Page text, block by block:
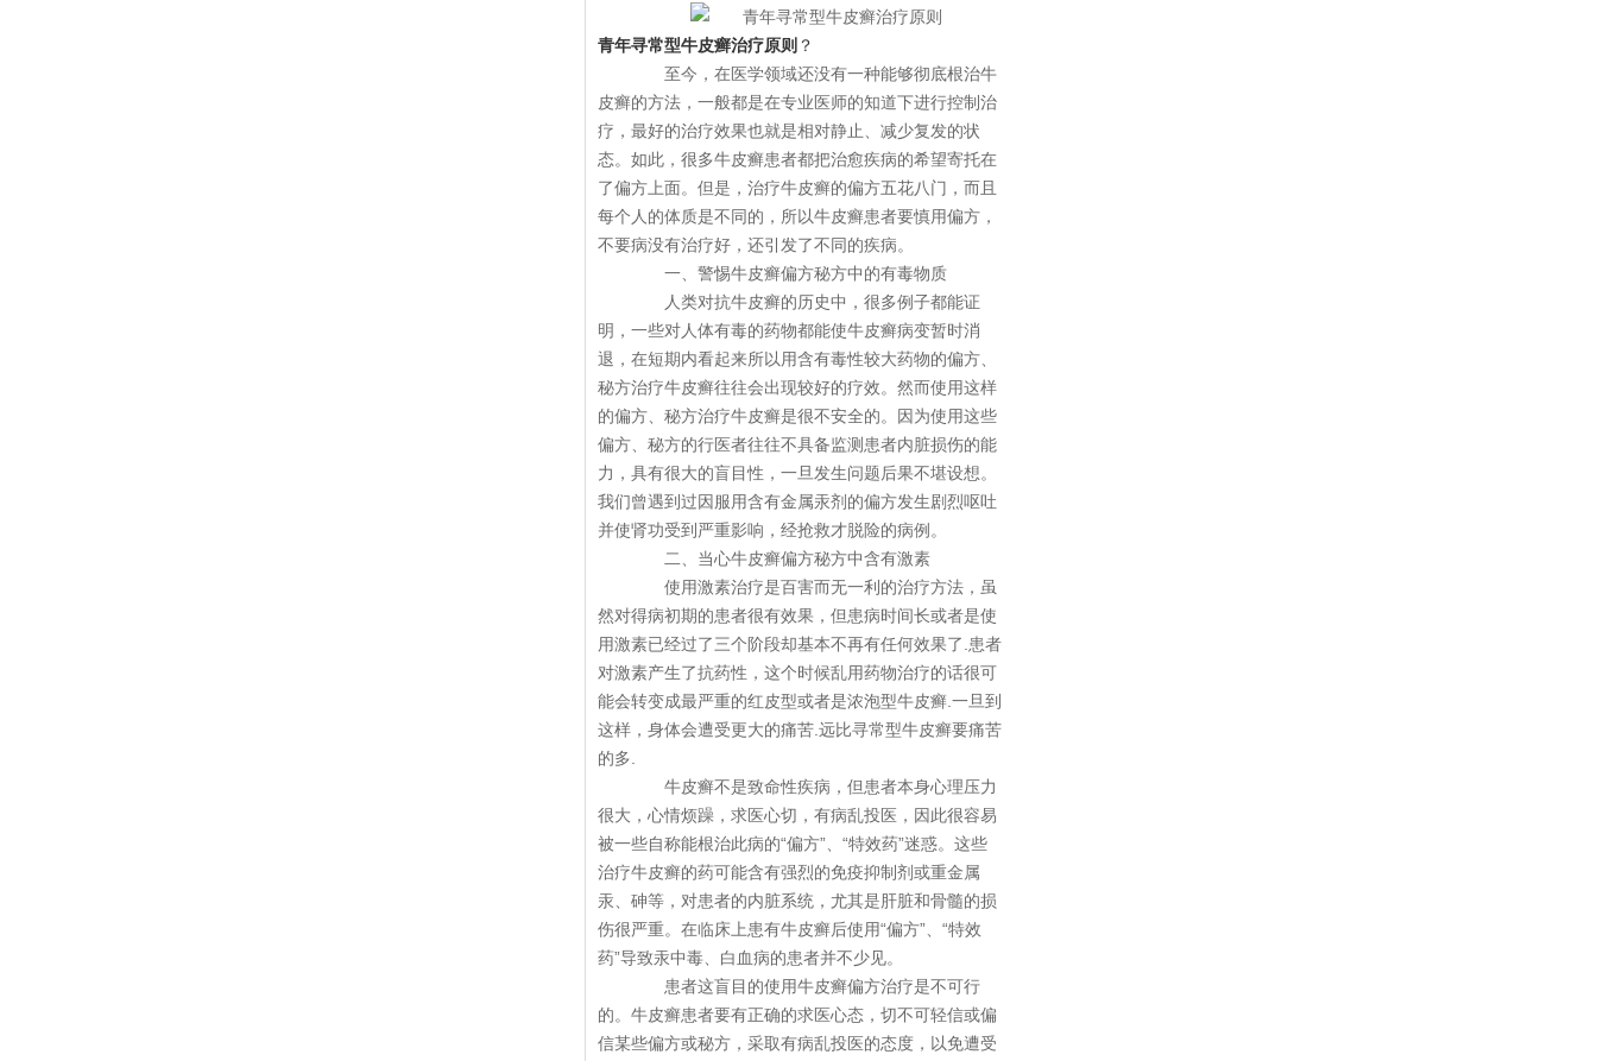
青年寻常型牛皮癣治疗原则 ？
至今，在医学领域还没有一种能够彻底根治牛
皮癣的方法，一般都是在专业医师的知道下进行控制治
疗，最好的治疗效果也就是相对静止、减少复发的状
态。如此，很多牛皮癣患者都把治愈疾病的希望寄托在
了偏方上面。但是，治疗牛皮癣的偏方五花八门，而且
每个人的体质是不同的，所以牛皮癣患者要慎用偏方，
不要病没有治疗好，还引发了不同的疾病。
一、警惕牛皮癣偏方秘方中的有毒物质
人类对抗牛皮癣的历史中，很多例子都能证
明，一些对人体有毒的药物都能使牛皮癣病变暂时消
退，在短期内看起来所以用含有毒性较大药物的偏方、
秘方治疗牛皮癣往往会出现较好的疗效。然而使用这样
的偏方、秘方治疗牛皮癣是很不安全的。因为使用这些
偏方、秘方的行医者往往不具备监测患者内脏损伤的能
力，具有很大的盲目性，一旦发生问题后果不堪设想。
我们曾遇到过因服用含有金属汞剂的偏方发生剧烈呕吐
并使肾功受到严重影响，经抢救才脱险的病例。
二、当心牛皮癣偏方秘方中含有激素
使用激素治疗是百害而无一利的治疗方法，虽
然对得病初期的患者很有效果，但患病时间长或者是使
用激素已经过了三个阶段却基本不再有任何效果了.患者
对激素产生了抗药性，这个时候乱用药物治疗的话很可
能会转变成最严重的红皮型或者是浓泡型牛皮癣.一旦到
这样，身体会遭受更大的痛苦.远比寻常型牛皮癣要痛苦
的多.
牛皮癣不是致命性疾病，但患者本身心理压力
很大，心情烦躁，求医心切，有病乱投医，因此很容易
被一些自称能根治此病的“偏方”、“特效药”迷惑。这些
治疗牛皮癣的药可能含有强烈的免疫抑制剂或重金属
汞、砷等，对患者的内脏系统，尤其是肝脏和骨髓的损
伤很严重。在临床上患有牛皮癣后使用“偏方”、“特效
药”导致汞中毒、白血病的患者并不少见。
患者这盲目的使用牛皮癣偏方治疗是不可行
的。牛皮癣患者要有正确的求医心态，切不可轻信或偏
信某些偏方或秘方，采取有病乱投医的态度，以免遭受